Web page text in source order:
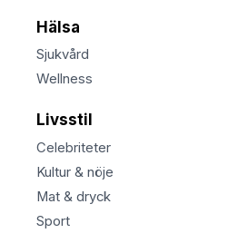
Hälsa
Sjukvård
Wellness
Livsstil
Celebriteter
Kultur & nöje
Mat & dryck
Sport